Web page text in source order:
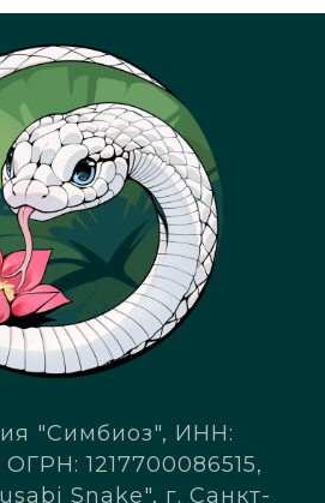
"Симбиоз", ИНН:
1217700086515,
Snake", г. Санкт-